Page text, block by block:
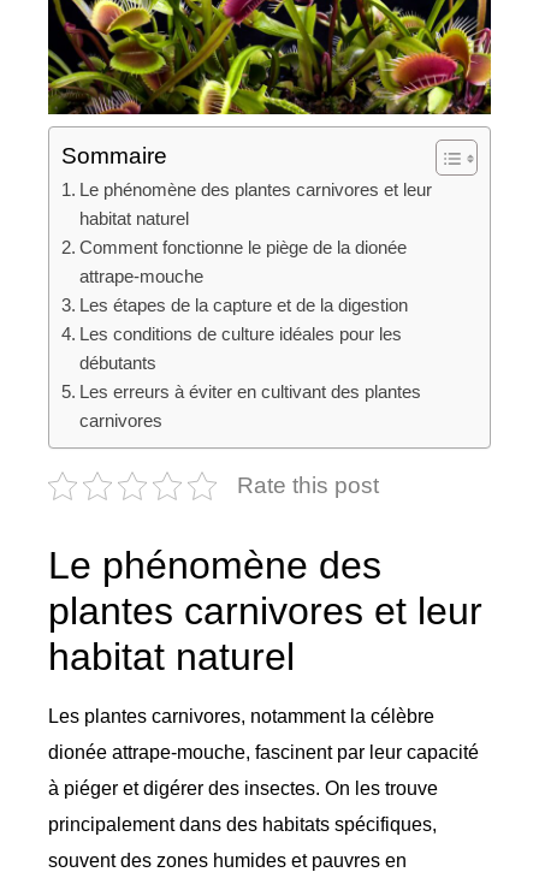
Sommaire
Le phénomène des plantes carnivores et leur
habitat naturel
Comment fonctionne le piège de la dionée
attrape-mouche
Les étapes de la capture et de la digestion
Les conditions de culture idéales pour les
débutants
Les erreurs à éviter en cultivant des plantes
carnivores
Rate this post
Le phénomène des
plantes carnivores et leur
habitat naturel
Les plantes carnivores, notamment la célèbre
dionée attrape-mouche, fascinent par leur capacité
à piéger et digérer des insectes. On les trouve
principalement dans des habitats spécifiques,
souvent des zones humides et pauvres en